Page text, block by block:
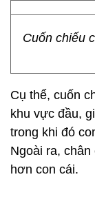
Cuốn chiếu
Cụ thể, cuốn
khu vực đầu,
trong khi đó
Ngoài ra,
hơn con cái.